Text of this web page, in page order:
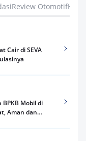
Review Otomotif
Cair di SEVA
BPKB Mobil di
Aman dan